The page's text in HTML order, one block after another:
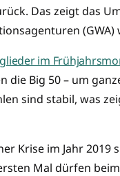
Das zeigt das
im
Big 50 – um
sind stabil, was
Krise im Jahr
Mal dürfen